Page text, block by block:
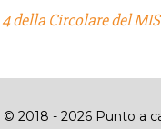
Circolare del
2018 - 2026 Punto a